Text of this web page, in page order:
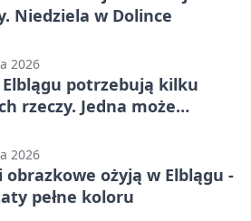
Niedziela w Dolince
2026
Elblągu potrzebują kilku
rzeczy. Jedna może
2026
obrazkowe ożyją w Elblągu -
pełne koloru